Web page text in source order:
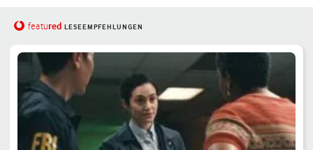
featured LESEEMPFEHLUNGEN